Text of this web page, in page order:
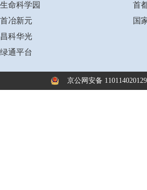
生命科学园
首冶新元
昌科华光
绿通平台
首
国
京公网安备